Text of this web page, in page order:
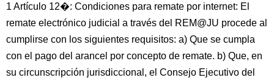
1 Artículo 12�: Condiciones para remate por internet: El
remate electrónico judicial a través del REM@JU procede al
cumplirse con los siguientes requisitos: a) Que se cumpla
con el pago del arancel por concepto de remate. b) Que, en
su circunscripción jurisdiccional, el Consejo Ejecutivo del